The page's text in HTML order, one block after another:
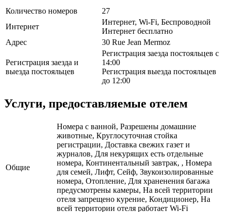
Количество номеров
27
Интернет
Интернет, Wi-Fi, Беспроводной
Интернет бесплатно
Адрес
30 Rue Jean Mermoz
Регистрация заезда и
выезда постояльцев
Регистрация заезда постояльцев с
14:00
Регистрация выезда постояльцев
до 12:00
Услуги, предоставляемые отелем
Общие
Номера с ванной, Разрешены домашние
животные, Круглосуточная стойка
регистрации, Доставка свежих газет и
журналов, Для некурящих есть отдельные
номера, Континентальный завтрак, , Номера
для семей, Лифт, Сейф, Звукоизолированные
номера, Отопление, Для храненения багажа
предусмотрены камеры, На всей территории
отеля запрещено курение, Кондиционер, На
всей территории отеля работает Wi-Fi